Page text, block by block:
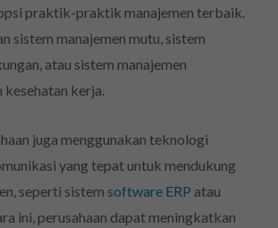
praktik-praktik manajemen terbaik.
sistem manajemen mutu, sistem
atau sistem manajemen
kesehatan kerja.
juga menggunakan teknologi
yang tepat untuk mendukung
seperti sistem software ERP atau
ini, perusahaan dapat meningkatkan